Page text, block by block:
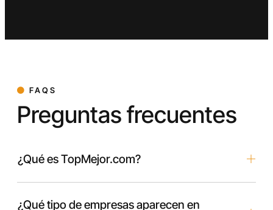
FAQS
Preguntas frecuentes
¿Qué es TopMejor.com?
¿Qué tipo de empresas aparecen en